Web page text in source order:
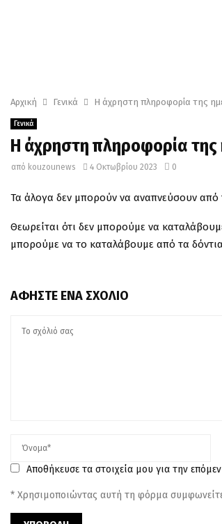
Αρχική Γενικά Η άχρηστη πληροφορία της
Γενικά
Η άχρηστη πληροφορία της
από kouzounews 4 Οκτωβρίου 2023 0
Τα άλογα δεν μπορούν να αναπνεύσουν από
Θεωρείται ότι δεν μπορούμε να
μπορούμε να το καταλάβουμε από τα
ΑΦΉΣΤΕ ΈΝΑ ΣΧΌΛΙΟ
Αποθήκευσε τα στοιχεία μου για την
* Χρησιμοποιώντας αυτή τη φόρμα